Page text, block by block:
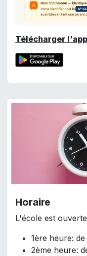
Télécharger
Horaire
L'école est
1ère heure:
2ème heure: